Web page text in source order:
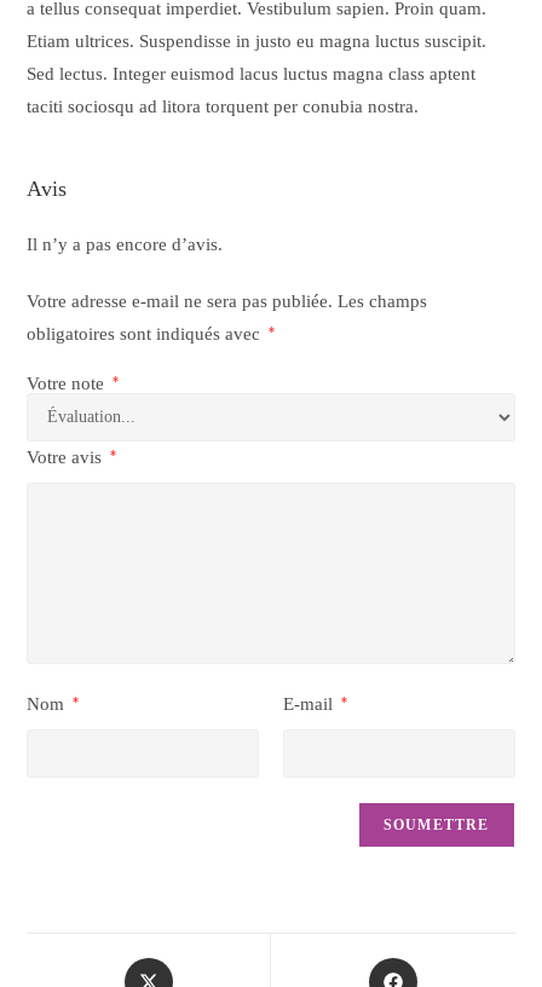
a tellus consequat imperdiet. Vestibulum sapien. Proin quam.
Etiam ultrices. Suspendisse in justo eu magna luctus suscipit.
Sed lectus. Integer euismod lacus luctus magna class aptent
taciti sociosqu ad litora torquent per conubia nostra.
Avis
Il n’y a pas encore d’avis.
Votre adresse e-mail ne sera pas publiée. Les champs
obligatoires sont indiqués avec
*
Votre note *
Votre avis *
Nom * E-mail *